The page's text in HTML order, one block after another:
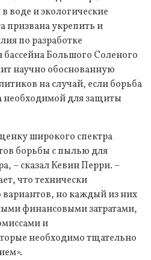
воде и экологические
призвана укрепить и
по разработке
Большого Соленого
научно обоснованную
на случай, если борьба
необходимой для защиты
широкого спектра
борьбы с пылью для
– сказал Кевин Перри. –
что технически
но каждый из них
финансовыми затратами,
и
необходимо тщательно